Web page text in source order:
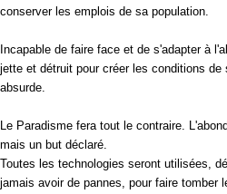
conserver les emplois de sa population.
Incapable de faire face et de s'adapter à
jette et détruit pour créer les conditions
absurde.
Le Paradisme fera tout le contraire.
mais un but déclaré.
Toutes les technologies seront utilisées,
jamais avoir de pannes, pour faire tomber